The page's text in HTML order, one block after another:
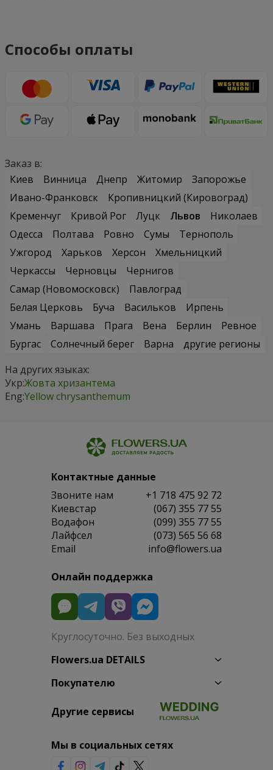
Способы оплаты
Заказ в:
Киев
Винница Днепр Житомир
Запорожье
Ивано-Франковск
Кропивницкий (Кировоград)
Кременчуг
Кривой Рог Луцк Львов
Николаев
Одесса
Полтава Ровно Сумы
Тернополь
Ужгород
Харьков Херсон
Хмельницкий
Черкассы
Черновцы
Чернигов
Самар (Новомосковск)
Павлоград
Белая Церковь
Буча Васильков
Ирпень
Умань
Варшава Прага Вена Берлин
Ревное
Бургас
Солнечный берег Варна
другие регионы
На других языках:
Укр:Жовта хризантема
Eng:Yellow chrysanthemum
Контактные данные
Звоните нам
+1 718 475 92 72
Киевстар
(067) 355 77 55
Водафон
(099) 355 77 55
Лайфсел
(073) 565 56 68
Email
info@flowers.ua
Онлайн поддержка
Круглосуточно. Без выходных
Flowers.ua DETAILS
Покупателю
Другие сервисы
Мы в социальных сетях